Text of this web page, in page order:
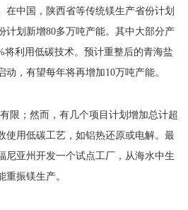
在中国，陕西省等传统镁生产省份计划
计划新增80多万吨产能。其中大部分产
将利用低碳技术。预计重整后的青海盐
，有望每年将再增加10万吨产能。
限；然而，有几个项目计划增加总计超
使用低碳工艺，如铝热还原或电解。最
尼亚州开发一个试点工厂，从海水中生
重振镁生产。